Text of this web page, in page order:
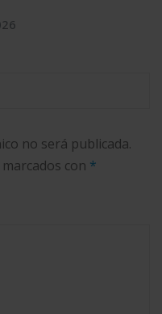
no será publicada.
con *